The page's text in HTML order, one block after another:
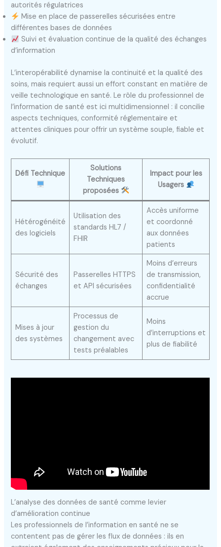
autorités régulatrices
Mise en place de passerelles sécurisées entre
différentes bases de données
Suivi et évaluation continue de la qualité des échanges
d’information
L’interopérabilité dynamise la continuité et la qualité des
soins, mais requiert aussi un effort constant en matière de
veille technologique en santé. Le rôle du professionnel de
l’information de santé est ici multidimensionnel : il concilie
aspects techniques, conformité réglementaire et
attentes cliniques pour offrir un système souple, fiable et
évolutif.
Défi Technique
Solutions
Techniques
proposées
Impact pour les
Usagers
Hétérogénéité
des logiciels
Utilisation des
standards HL7 /
FHIR
Accès uniforme
et coordonné
aux données
patients
Sécurité des
échanges
Passerelles HTTPS
et API sécurisées
Moins d’erreurs
de transmission,
confidentialité
accrue
Mises à jour
des systèmes
Processus de
gestion du
changement avec
tests préalables
Moins
d’interruptions et
plus de fiabilité
L’analyse des données de santé comme levier
d’amélioration continue
Les professionnels de l’information en santé ne se
contentent pas de gérer les flux de données : ils en